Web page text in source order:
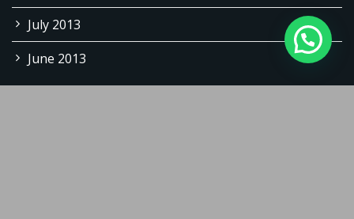
July 2013
June 2013